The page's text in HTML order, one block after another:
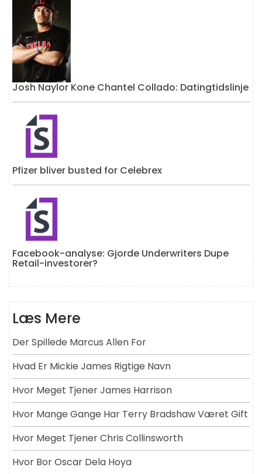
Josh Naylor Kone Chantel Collado: Datingtidslinje
Pfizer bliver busted for Celebrex
Facebook-analyse: Gjorde Underwriters Dupe
Retail-investorer?
Læs Mere
Der Spillede Marcus Allen For
Hvad Er Mickie James Rigtige Navn
Hvor Meget Tjener James Harrison
Hvor Mange Gange Har Terry Bradshaw Været Gift
Hvor Meget Tjener Chris Collinsworth
Hvor Bor Oscar Dela Hoya